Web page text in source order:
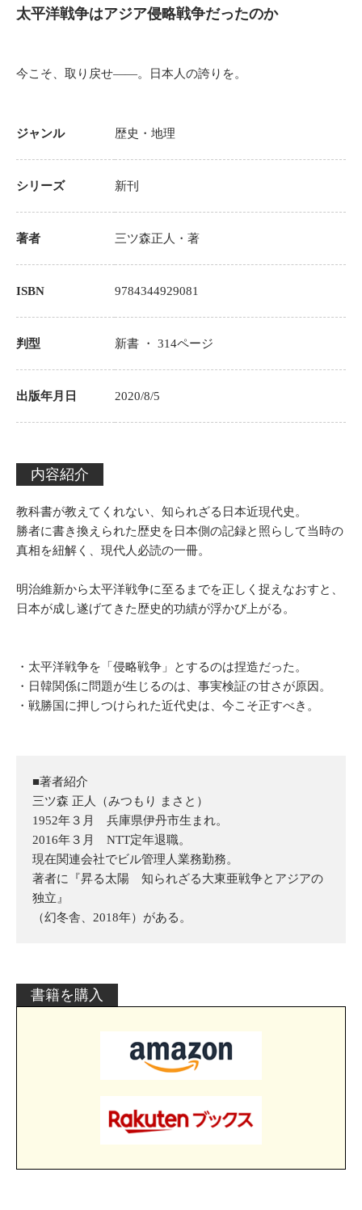
太平洋戦争はアジア侵略戦争だったのか
今こそ、取り戻せ――。日本人の誇りを。
ジャンル 歴史・地理
シリーズ 新刊
著者 三ツ森正人 ・著
ISBN 9784344929081
判型 新書 ・314ページ
出版年月日 2020/8/5
内容紹介
教科書が教えてくれない、知られざる日本近現代史。
勝者に書き換えられた歴史を日本側の記録と照らして当時の
真相を紐解く、現代人必読の一冊。
明治維新から太平洋戦争に至るまでを正しく捉えなおすと、
日本が成し遂げてきた歴史的功績が浮かび上がる。
・太平洋戦争を「侵略戦争」とするのは捏造だった。
・日韓関係に問題が生じるのは、事実検証の甘さが原因。
・戦勝国に押しつけられた近代史は、今こそ正すべき。
■著者紹介
三ツ森 正人（みつもり まさと）
1952年３月 兵庫県伊丹市生まれ。
2016年３月 NTT定年退職。
現在関連会社でビル管理人業務勤務。
著者に『昇る太陽 知られざる大東亜戦争とアジアの
独立』
（幻冬舎、2018年）がある。
書籍を購入